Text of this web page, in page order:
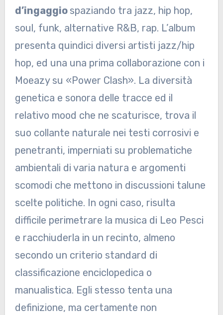
d’ingaggio spaziando tra jazz, hip hop,
soul, funk, alternative R&B, rap. L’album
presenta quindici diversi artisti jazz/hip
hop, ed una una prima collaborazione con i
Moeazy su «Power Clash». La diversità
genetica e sonora delle tracce ed il
relativo mood che ne scaturisce, trova il
suo collante naturale nei testi corrosivi e
penetranti, imperniati su problematiche
ambientali di varia natura e argomenti
scomodi che mettono in discussioni talune
scelte politiche. In ogni caso, risulta
difficile perimetrare la musica di Leo Pesci
e racchiuderla in un recinto, almeno
secondo un criterio standard di
classificazione enciclopedica o
manualistica. Egli stesso tenta una
definizione, ma certamente non